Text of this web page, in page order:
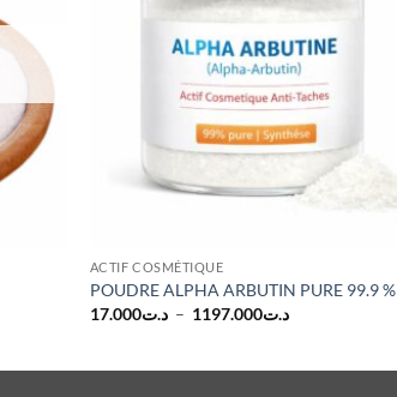
ACTIF COSMÉTIQUE
POUDRE ALPHA ARBUTIN PURE 99.9 %
د.ت17.000 – د.ت1197.000
Plage